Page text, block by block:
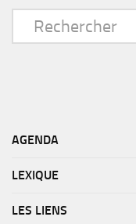
AGENDA
LEXIQUE
LES LIENS